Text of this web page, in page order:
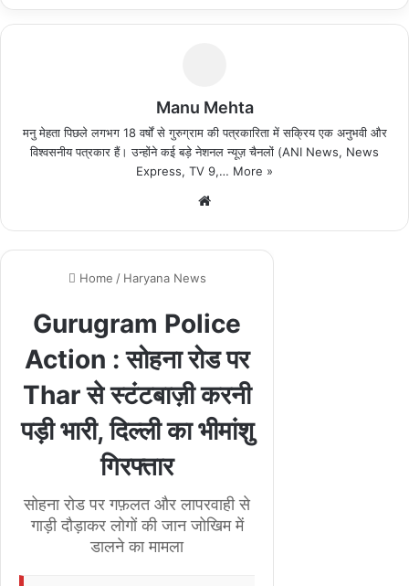
Manu Mehta
मनु मेहता पिछले लगभग 18 वर्षों से गुरुग्राम की पत्रकारिता में सक्रिय एक अनुभवी और
विश्वसनीय पत्रकार हैं। उन्होंने कई बड़े नेशनल न्यूज़ चैनलों (ANI News, News
Express, TV 9,… More »